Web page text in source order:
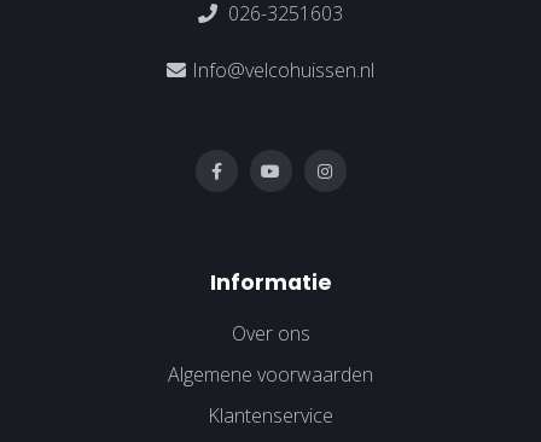
026-3251603
Info@velcohuissen.nl
Informatie
Over ons
Algemene voorwaarden
Klantenservice